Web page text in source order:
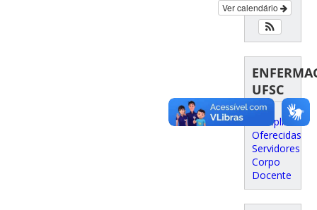
Ver calendário
UFSC
Disciplinas
Oferecidas
Servidores
Corpo
Docente